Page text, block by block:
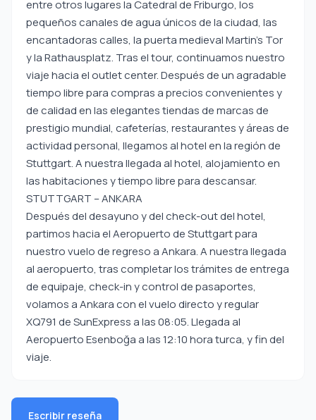
entre otros lugares la Catedral de Friburgo, los
pequeños canales de agua únicos de la ciudad, las
encantadoras calles, la puerta medieval Martin’s Tor
y la Rathausplatz. Tras el tour, continuamos nuestro
viaje hacia el outlet center. Después de un agradable
tiempo libre para compras a precios convenientes y
de calidad en las elegantes tiendas de marcas de
prestigio mundial, cafeterías, restaurantes y áreas de
actividad personal, llegamos al hotel en la región de
Stuttgart. A nuestra llegada al hotel, alojamiento en
las habitaciones y tiempo libre para descansar.
STUTTGART – ANKARA
Después del desayuno y del check-out del hotel,
partimos hacia el Aeropuerto de Stuttgart para
nuestro vuelo de regreso a Ankara. A nuestra llegada
al aeropuerto, tras completar los trámites de entrega
de equipaje, check-in y control de pasaportes,
volamos a Ankara con el vuelo directo y regular
XQ791 de SunExpress a las 08:05. Llegada al
Aeropuerto Esenboğa a las 12:10 hora turca, y fin del
viaje.
Escribir reseña